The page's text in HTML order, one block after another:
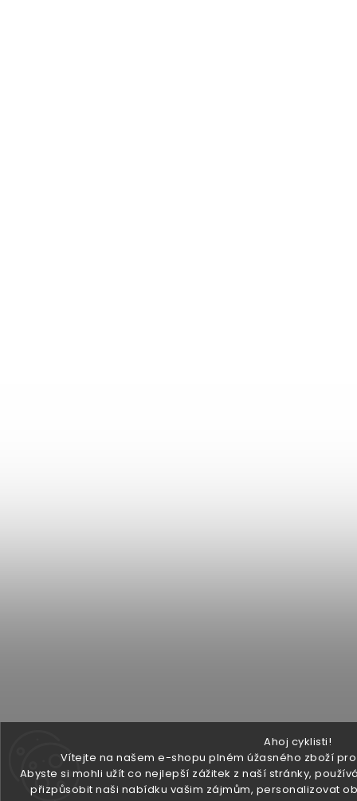
Ahoj cyklisti!
Vítejte na našem e-shopu plném úžasného zboží
Abyste si mohli užít co nejlepší zážitek z naší stránky,
přizpůsobit naši nabídku vašim zájmům, personalizovat